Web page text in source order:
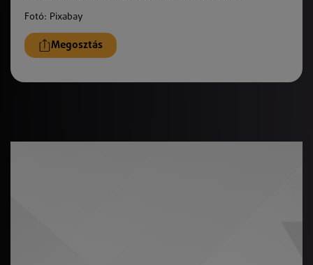
Fotó: Pixabay
Megosztás